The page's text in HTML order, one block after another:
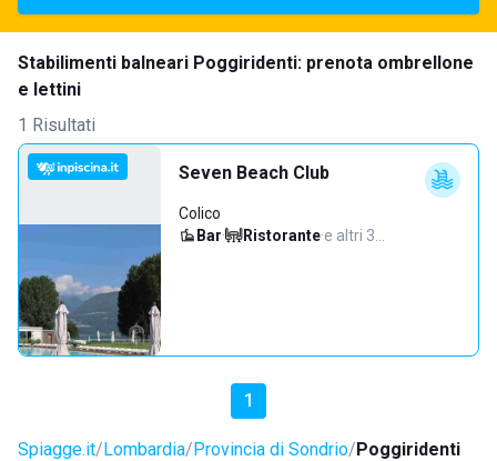
Stabilimenti balneari Poggiridenti: prenota ombrellone
e lettini
1 Risultati
Seven Beach Club
Colico
Bar· Ristorante·e altri 3…
1
Spiagge.it Lombardia Provincia di Sondrio Poggiridenti